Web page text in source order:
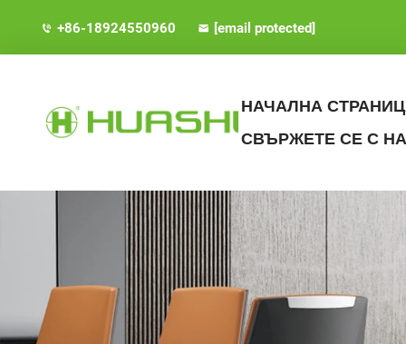
+86-18924550960 [email protected]
НАЧАЛНА
СВЪРЖЕТЕ СЕ С